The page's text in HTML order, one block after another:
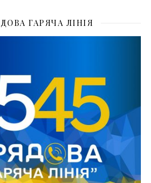
ГАРЯЧА ЛІНІЯ